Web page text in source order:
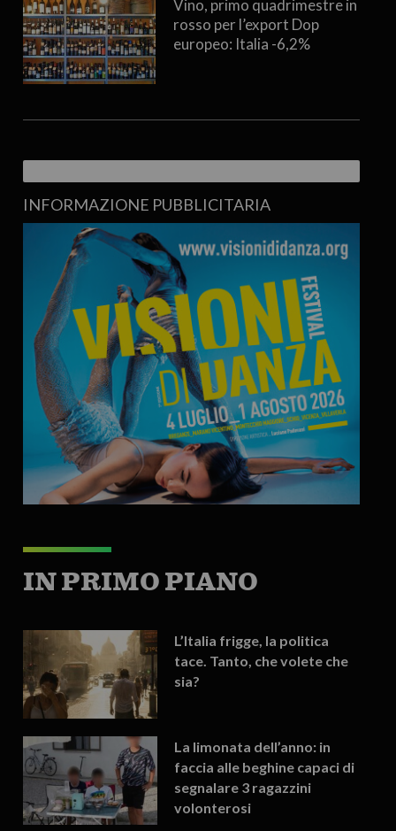
Vino, primo quadrimestre in
rosso per l’export Dop
europeo: Italia -6,2%
INFORMAZIONE PUBBLICITARIA
IN PRIMO PIANO
L’Italia frigge, la politica
tace. Tanto, che volete che
sia?
La limonata dell’anno: in
faccia alle beghine capaci di
segnalare 3 ragazzini
volonterosi